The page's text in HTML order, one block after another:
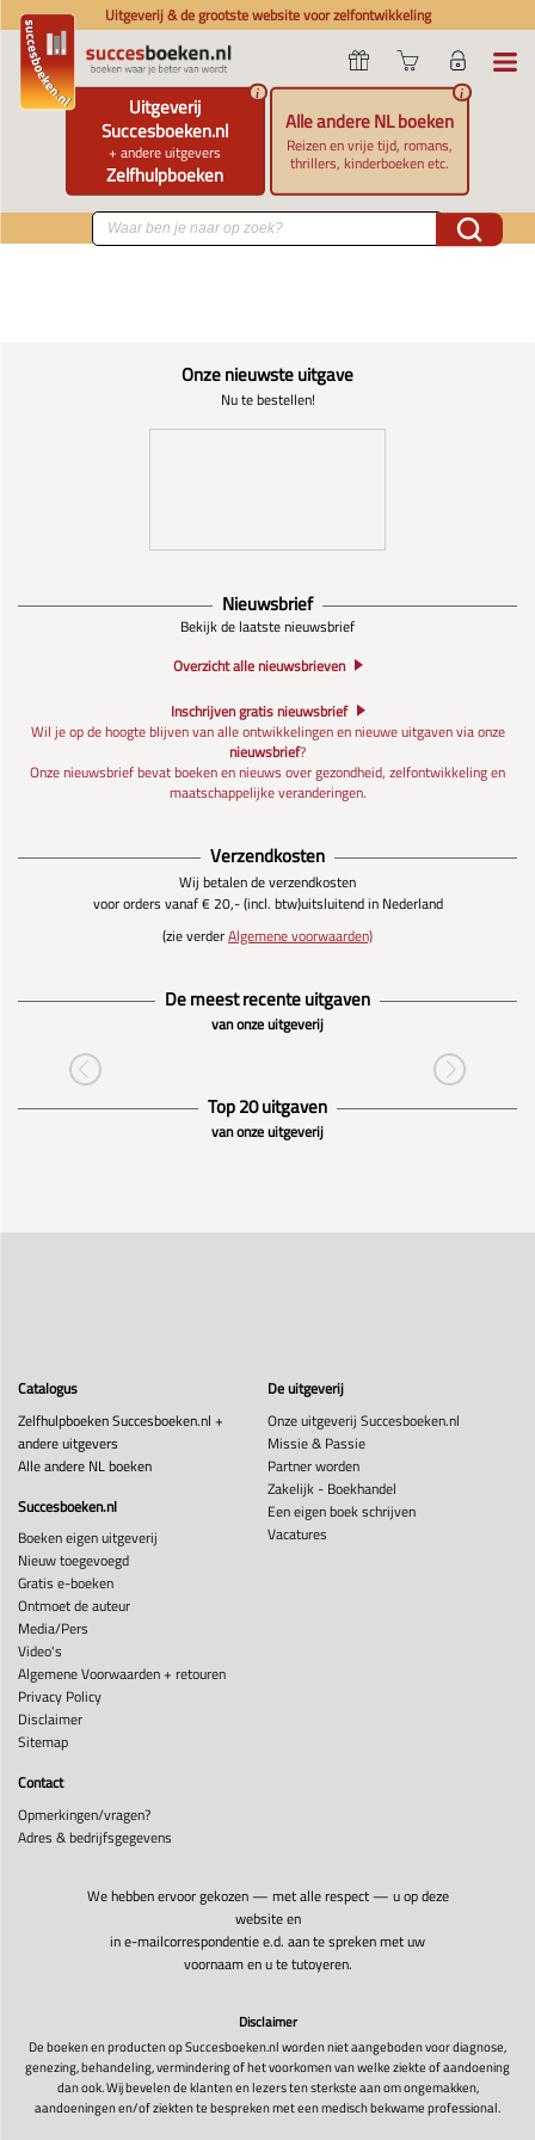
Uitgeverij & de grootste website voor zelfontwikkeling
Uitgeverij
Succesboeken.nl
+ andere uitgevers
Zelfhulpboeken
i
Alle andere NL boeken
Reizen en vrije tijd, romans,
thrillers, kinderboeken etc.
i
Onze nieuwste uitgave
Nu te bestellen!
Nieuwsbrief
Bekijk de laatste nieuwsbrief
Overzicht alle nieuwsbrieven
Inschrijven gratis nieuwsbrief
Wil je op de hoogte blijven van alle ontwikkelingen en nieuwe uitgaven via onze
nieuwsbrief?
Onze nieuwsbrief bevat boeken en nieuws over gezondheid, zelfontwikkeling en
maatschappelijke veranderingen.
Verzendkosten
Wij betalen de verzendkosten
voor orders vanaf € 20,- (incl. btw)uitsluitend in Nederland
(zie verderAlgemene voorwaarden)
De meest recente uitgaven
van onze uitgeverij
Top 20 uitgaven
van onze uitgeverij
Catalogus
Zelfhulpboeken Succesboeken.nl +
andere uitgevers
Alle andere NL boeken
Succesboeken.nl
Boeken eigen uitgeverij
Nieuw toegevoegd
Gratis e-boeken
Ontmoet de auteur
Media/Pers
Video's
Algemene Voorwaarden + retouren
Privacy Policy
Disclaimer
Sitemap
De uitgeverij
Onze uitgeverij Succesboeken.nl
Missie & Passie
Partner worden
Zakelijk - Boekhandel
Een eigen boek schrijven
Vacatures
Contact
Opmerkingen/vragen?
Adres & bedrijfsgegevens
We hebben ervoor gekozen — met alle respect — u op deze
website en
in e-mailcorrespondentie e.d. aan te spreken met uw
voornaam en u te tutoyeren.
Disclaimer
De boeken en producten op Succesboeken.nl worden niet aangeboden voor diagnose,
genezing, behandeling, vermindering of het voorkomen van welke ziekte of aandoening
dan ook. Wij bevelen de klanten en lezers ten sterkste aan om ongemakken,
aandoeningen en/of ziekten te bespreken met een medisch bekwame professional.